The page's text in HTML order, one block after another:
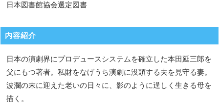
日本図書館協会選定図書
内容紹介
日本の演劇界にプロデュースシステムを確立した本田延三郎を
父にもつ著者。私財をなげうち演劇に没頭する夫を見守る妻。
波瀾の末に迎えた老いの日々に、影のように逞しく生きる母を
描く。